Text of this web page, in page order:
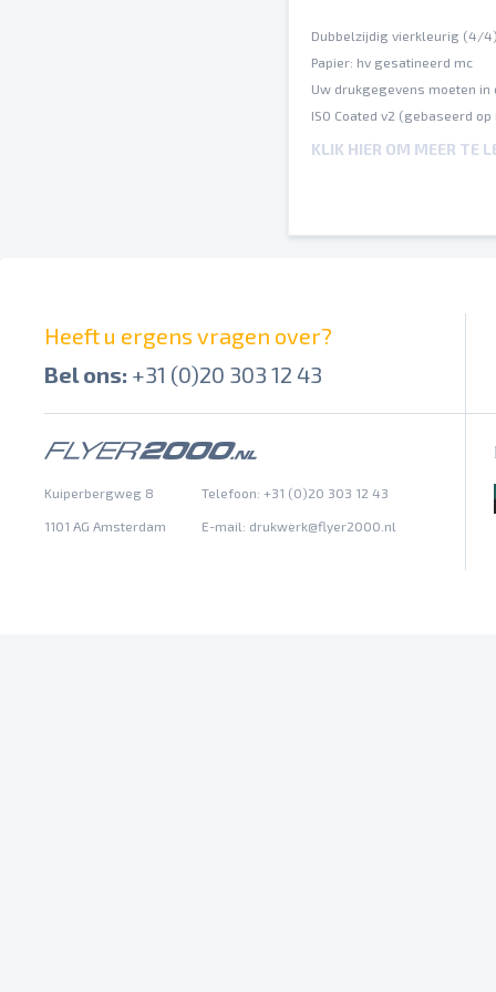
Dubbelzijdig vierkleurig (4/
Papier: hv gesatineerd mc
Uw drukgegevens moeten in
ISO Coated v2 (gebaseerd op
Een inktbezetting van
KLIK HIER OM MEER TE
Heeft u ergens vragen over?
Bel ons: +31 (0)20 303 12 43
Kuiperbergweg 8 Telefoon: +31 (0)20 303 12 43
1101 AG Amsterdam E-mail: drukwerk@flyer2000.nl